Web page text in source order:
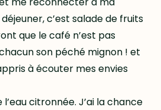
c’est salade de fruits
que le café n’est pas
son péché mignon ! et
à écouter mes envies
l’eau citronnée. J’ai la chance